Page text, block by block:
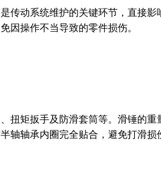
传动系统维护的关键环节，直接
因操作不当导致的零件损伤。
扭矩扳手及防滑套筒等。滑锤的
轴轴承内圈完全贴合，避免打滑损